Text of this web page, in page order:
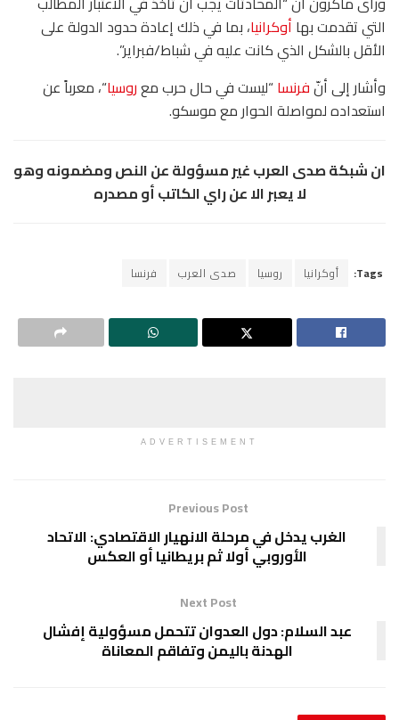
التي تقدمت بها أوكرانيا، بما في ذلك إعادة حدود الدولة على
الأقل بالشكل الذي كانت عليه في شباط/فبراير”.
وأشار إلى أنّفرنسا“ليست في حال حرب معروسيا“، معرباً عن
استعداده لمواصلة الحوار مع موسكو.
ان شبكة صدى العرب غير مسؤولة عن النص ومضمونه وهو
لا يعبر الا عن راي الكاتب أو مصدره
Tags: أوكرانيا روسيا صدى العرب فرنسا
ADVERTISEMENT
Previous Post
الغرب يدخل في مرحلة الانهيار الاقتصادي: الاتحاد
الأوروبي أولا ثم بريطانيا أو العكس
Next Post
عبد السلام: دول العدوان تتحمل مسؤولية إفشال
الهدنة باليمن وتفاقم المعاناة